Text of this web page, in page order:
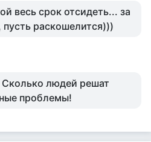
весь срок отсидеть... за
пусть раскошелится)))
людей решат
проблемы!